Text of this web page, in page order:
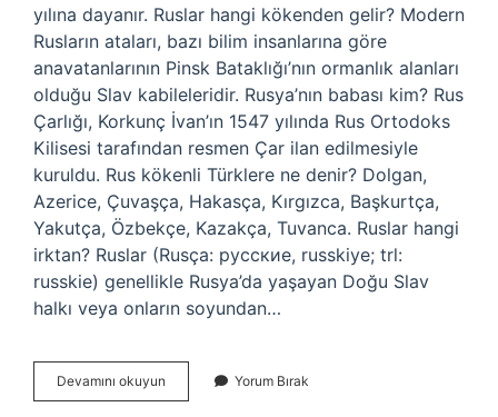
yılına dayanır. Ruslar hangi kökenden gelir? Modern
Rusların ataları, bazı bilim insanlarına göre
anavatanlarının Pinsk Bataklığı’nın ormanlık alanları
olduğu Slav kabileleridir. Rusya’nın babası kim? Rus
Çarlığı, Korkunç İvan’ın 1547 yılında Rus Ortodoks
Kilisesi tarafından resmen Çar ilan edilmesiyle
kuruldu. Rus kökenli Türklere ne denir? Dolgan,
Azerice, Çuvaşça, Hakasça, Kırgızca, Başkurtça,
Yakutça, Özbekçe, Kazakça, Tuvanca. Ruslar hangi
irktan? Ruslar (Rusça: русские, russkiye; trl:
russkie) genellikle Rusya’da yaşayan Doğu Slav
halkı veya onların soyundan…
Devamını okuyun
Atası
Yorum Bırak